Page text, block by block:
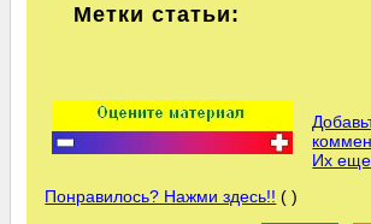
Метки статьи:
Их еще
Понравилось? Нажми здесь!! ( )